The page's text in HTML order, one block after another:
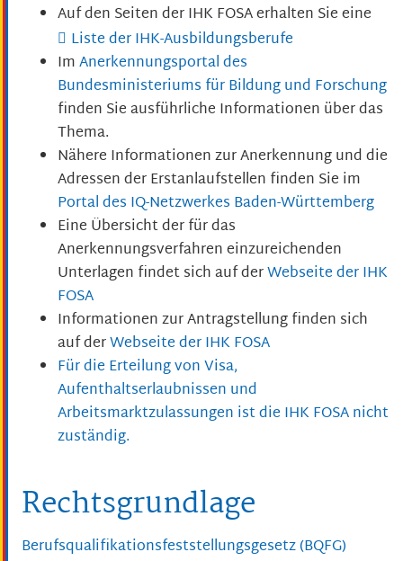
Auf den Seiten der IHK FOSA erhalten Sie eine
Liste der IHK-Ausbildungsberufe
ImAnerkennungsportal des
Bundesministeriums für Bildung und Forschung
finden Sie ausführliche Informationen über das
Thema.
Nähere Informationen zur Anerkennung und die
Adressen der Erstanlaufstellen finden Sie im
Portal des IQ-Netzwerkes Baden-Württemberg
Eine Übersicht der für das
Anerkennungsverfahren einzureichenden
Unterlagen findet sich auf derWebseite der IHK
FOSA
Informationen zur Antragstellung finden sich
auf derWebseite der IHK FOSA
Für die Erteilung von Visa,
Aufenthaltserlaubnissen und
Arbeitsmarktzulassungen ist die IHK FOSA nicht
zuständig.
Rechtsgrundlage
Berufsqualifikationsfeststellungsgesetz (BQFG)